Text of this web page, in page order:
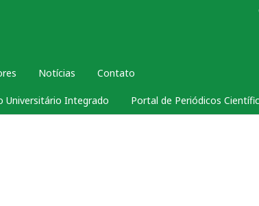
Notícias Contato
Universitário Integrado Portal de Periódicos